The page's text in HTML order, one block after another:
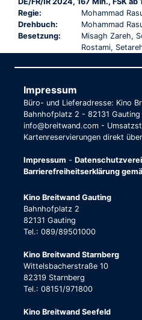
Regie:
Mohammad
Drehbuch:
Mohammad
Besetzung:
Misagh Zareh,
Rostami,
Impressum
Büro- und Lieferadresse: Kino
Bahnhofplatz 2 - 82131
info@breitwand.com -
Kartenreservierungen direkt
Impressum -
Barrierefreiheitserklärung
Kino Breitwand Gauting
Bahnhofplatz 2
82131 Gauting
Tel.: 089/89501000
Kino Breitwand Starnberg
Wittelsbacherstraße 10
82319 Starnberg
Tel.: 08151/971800
Kino Breitwand Seefeld